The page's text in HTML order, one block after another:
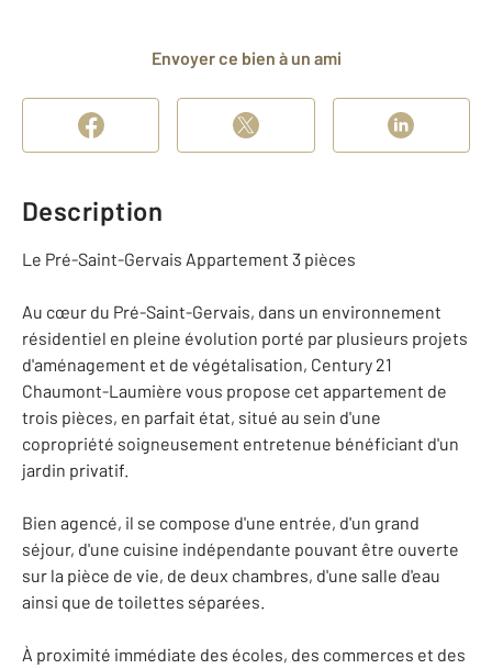
Envoyer ce bien à un ami
Description
Le Pré-Saint-Gervais Appartement 3 pièces
Au cœur du Pré-Saint-Gervais, dans un environnement
résidentiel en pleine évolution porté par plusieurs projets
d'aménagement et de végétalisation, Century 21
Chaumont-Laumière vous propose cet appartement de
trois pièces, en parfait état, situé au sein d'une
copropriété soigneusement entretenue bénéficiant d'un
jardin privatif.
Bien agencé, il se compose d'une entrée, d'un grand
séjour, d'une cuisine indépendante pouvant être ouverte
sur la pièce de vie, de deux chambres, d'une salle d'eau
ainsi que de toilettes séparées.
À proximité immédiate des écoles, des commerces et des